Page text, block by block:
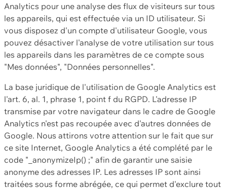
Analytics pour une analyse des flux de visiteurs sur tous
les appareils, qui est effectuée via un ID utilisateur. Si
vous disposez d'un compte d'utilisateur Google, vous
pouvez désactiver l'analyse de votre utilisation sur tous
les appareils dans les paramètres de ce compte sous
"Mes données", "Données personnelles".
La base juridique de l'utilisation de Google Analytics est
l'art. 6, al. 1, phrase 1, point f du RGPD. L'adresse IP
transmise par votre navigateur dans le cadre de Google
Analytics n'est pas recoupée avec d'autres données de
Google. Nous attirons votre attention sur le fait que sur
ce site Internet, Google Analytics a été complété par le
code "_anonymizeIp() ;" afin de garantir une saisie
anonyme des adresses IP. Les adresses IP sont ainsi
traitées sous forme abrégée, ce qui permet d'exclure tout